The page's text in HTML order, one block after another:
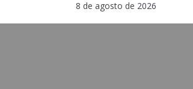
8 de agosto de 2026